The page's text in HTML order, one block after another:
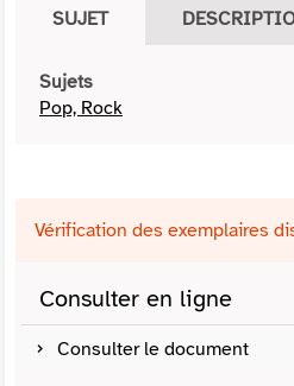
SUJET
Sujets
Pop, Rock
Vérification des exemplaires
Consulter en ligne
Consulter le document